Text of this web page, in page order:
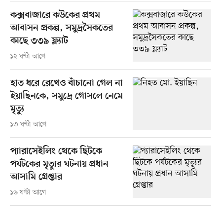
কক্সবাজারে কউকের প্রথম
আবাসন প্রকল্প, সমুদ্রসৈকতের
কাছে ৩৩৯ ফ্ল্যাট
১২ ঘণ্টা আগে
হাত ধরে রেখেও বাঁচানো গেল না
ইয়াছিনকে, সমুদ্রে গোসলে নেমে
মৃত্যু
১৩ ঘণ্টা আগে
প্যারাসেইলিং থেকে ছিটকে
পর্যটকের মৃত্যুর ঘটনায় প্রধান
আসামি গ্রেপ্তার
১৬ ঘণ্টা আগে